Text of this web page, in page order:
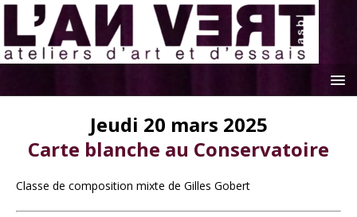
Jeudi 20 mars 2025
Carte blanche au Conservatoire
Classe de composition mixte de Gilles Gobert